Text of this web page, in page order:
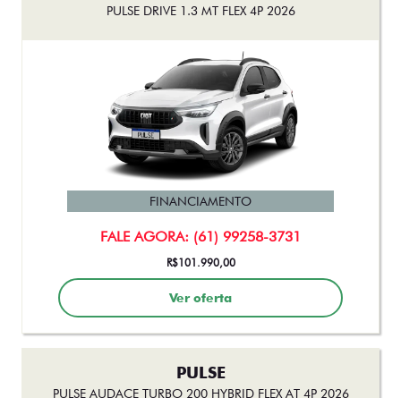
De: R$ 115.990,00
Ver oferta
PULSE
PULSE DRIVE 1.3 MT FLEX 4P 2026
FALE AGORA: (61) 99258-3731
FINANCIAMENTO